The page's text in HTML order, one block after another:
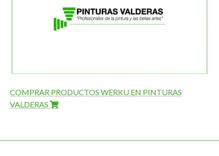
COMPRAR PRODUCTOS WERKU EN PINTURAS
VALDERAS